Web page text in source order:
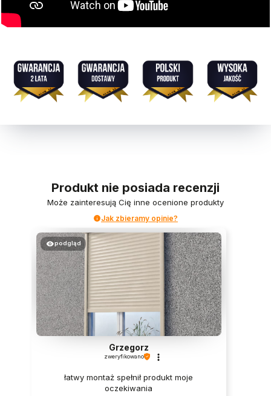
Produkt nie posiada recenzji
Może zainteresują Cię inne ocenione produkty
Jak zbieramy opinie?
podgląd
Sławomir
zweryfikowano
Solidny wieszak